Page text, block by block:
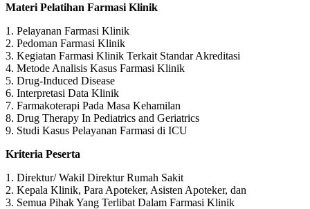
Materi Pelatihan Farmasi Klinik
1. Pelayanan Farmasi Klinik
2. Pedoman Farmasi Klinik
3. Kegiatan Farmasi Klinik Terkait Standar Akreditasi
4. Metode Analisis Kasus Farmasi Klinik
5. Drug-Induced Disease
6. Interpretasi Data Klinik
7. Farmakoterapi Pada Masa Kehamilan
8. Drug Therapy In Pediatrics and Geriatrics
9. Studi Kasus Pelayanan Farmasi di ICU
Kriteria Peserta
1. Direktur/ Wakil Direktur Rumah Sakit
2. Kepala Klinik, Para Apoteker, Asisten Apoteker, dan
3. Semua Pihak Yang Terlibat Dalam Farmasi Klinik